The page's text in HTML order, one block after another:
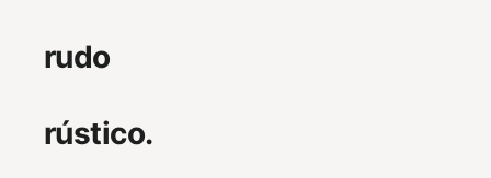
rudo
rústico.